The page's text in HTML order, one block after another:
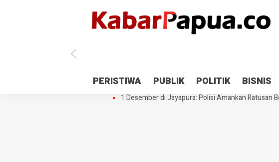
PERISTIWA PUBLIK POLITIK BISNIS
Antisipasi 1 Desember, TNI Polri Patroli 2×24 jam di
Gedung Perpustakaan SMPN 5 Sentani Terbakar
1 Desember di Jayapura: Polisi Amankan Ratusan